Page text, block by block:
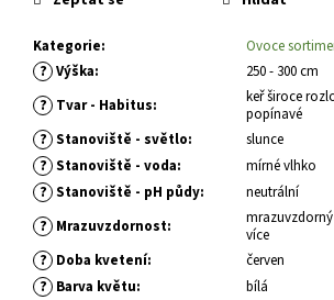
Kategorie: Ovoce
? Výška: 250 - 300 cm
? Tvar - Habitus:
keř široce
popínavé
? Stanoviště - světlo: slunce
? Stanoviště - voda: mírné vlhko
? Stanoviště - pH půdy: neutrální
? Mrazuvzdornost:
mrazuvzdorný
více
? Doba kvetení: červen
? Barva květu: bílá
m
THUJA
OCCIDENTALIS
GOLDEN
SMARAGD
ZERAV
ZÁPADNÍ
203
Kč